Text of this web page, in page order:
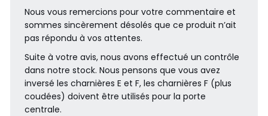
Nous vous remercions pour votre commentaire et
sommes sincèrement désolés que ce produit n’ait
pas répondu à vos attentes.
Suite à votre avis, nous avons effectué un contrôle
dans notre stock. Nous pensons que vous avez
inversé les charnières E et F, les charnières F (plus
coudées) doivent être utilisés pour la porte
centrale.